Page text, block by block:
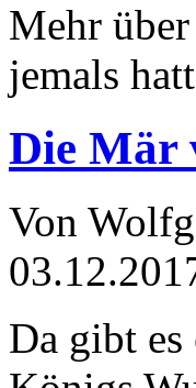
Mehr
jemals
Die Mär
Von
Da gibt